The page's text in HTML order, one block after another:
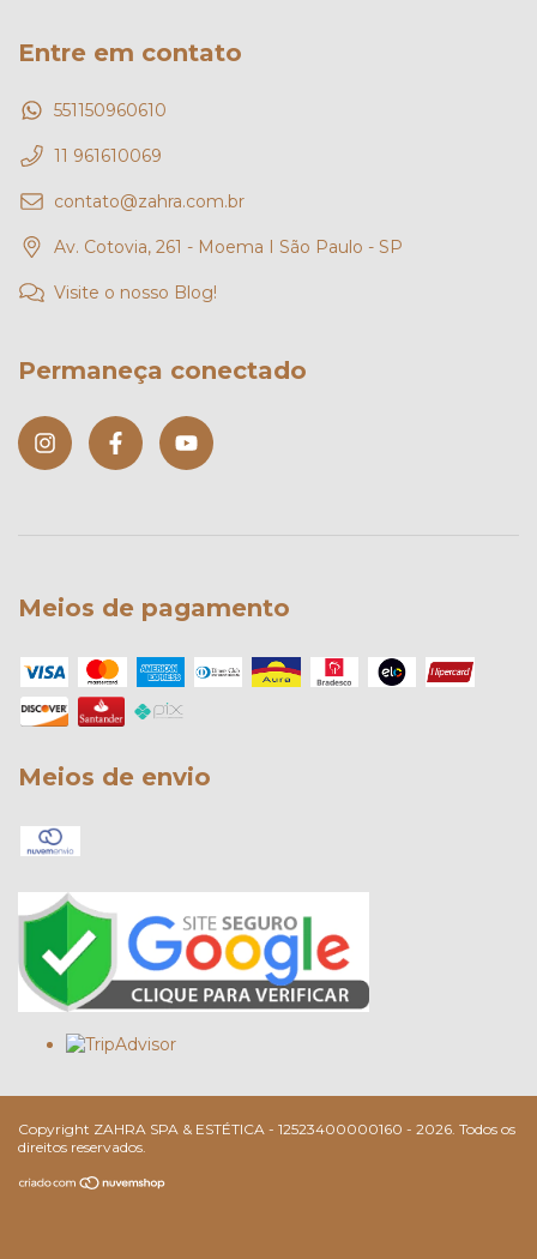
Entre em contato
551150960610
11 961610069
contato@zahra.com.br
Av. Cotovia, 261 - Moema I São Paulo - SP
Visite o nosso Blog!
Permaneça conectado
Meios de pagamento
Meios de envio
Copyright ZAHRA SPA & ESTÉTICA - 12523400000160 - 2026. Todos os
direitos reservados.